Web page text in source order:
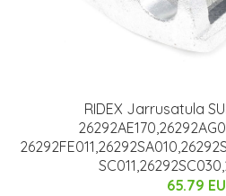
RIDEX Jarrusatula
65.79